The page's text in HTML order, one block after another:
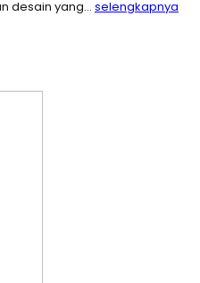
desain yang… selengkapnya